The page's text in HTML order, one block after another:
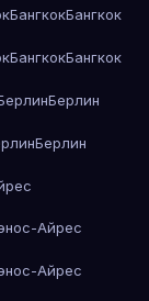
БангкокБангкок
БангкокБангкок
Берлин
Берлин
Айрес
Айрес